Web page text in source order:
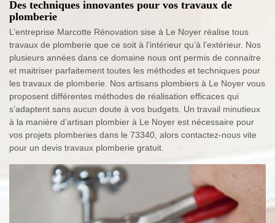
Des techniques innovantes pour vos travaux de
plomberie
L’entreprise Marcotte Rénovation sise à Le Noyer réalise tous
travaux de plomberie que ce soit à l’intérieur qu’à l’extérieur. Nos
plusieurs années dans ce domaine nous ont permis de connaitre
et maitriser parfaitement toutes les méthodes et techniques pour
les travaux de plomberie. Nos artisans plombiers à Le Noyer vous
proposent différentes méthodes de réalisation efficaces qui
s’adaptent sans aucun doute à vos budgets. Un travail minutieux
à la manière d’artisan plombier à Le Noyer est nécessaire pour
vos projets plomberies dans le 73340, alors contactez-nous vite
pour un devis travaux plomberie gratuit.